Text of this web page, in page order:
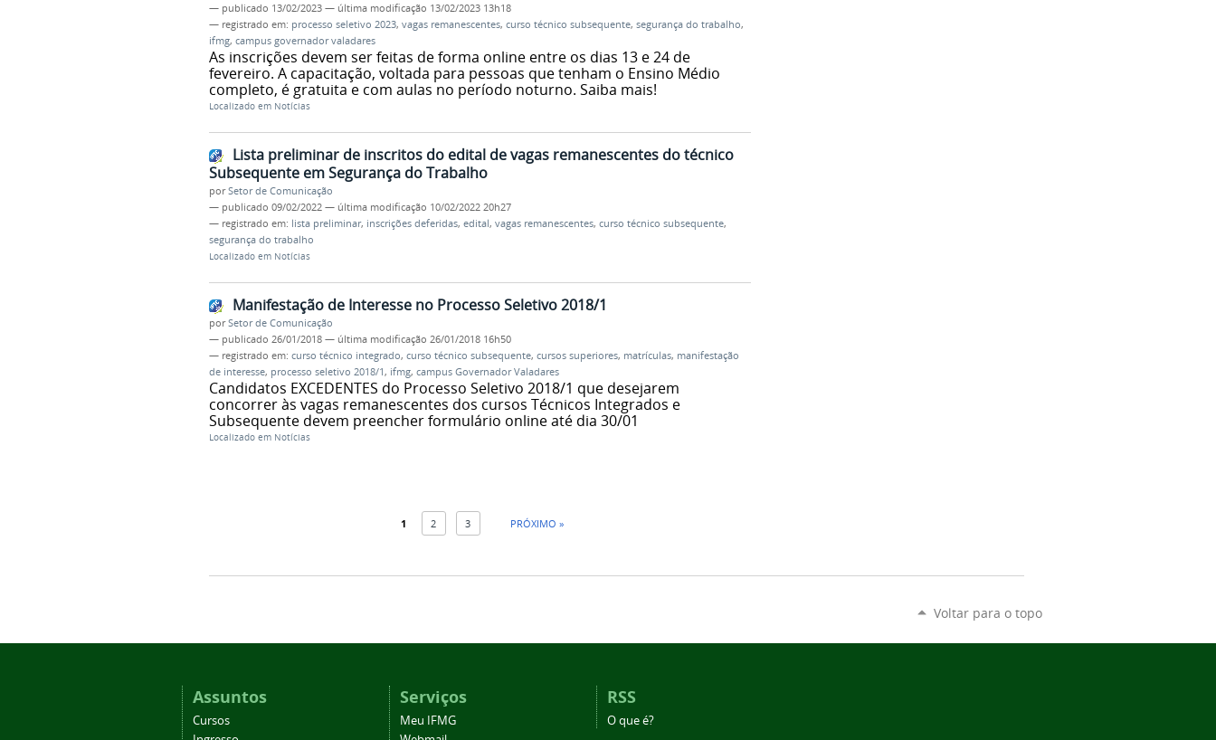
— publicado 13/02/2023 — última modificação 13/02/2023 13h18
— registrado em: processo seletivo 2023, vagas remanescentes, curso técnico subsequente, segurança do trabalho,
ifmg, campus governador valadares
As inscrições devem ser feitas de forma online entre os dias 13 e 24 de
fevereiro. A capacitação, voltada para pessoas que tenham o Ensino Médio
completo, é gratuita e com aulas no período noturno. Saiba mais!
Localizado em Notícias
Lista preliminar de inscritos do edital de vagas remanescentes do técnico
Subsequente em Segurança do Trabalho
porSetor de Comunicação
— publicado 09/02/2022 — última modificação 10/02/2022 20h27
— registrado em: lista preliminar, inscrições deferidas, edital, vagas remanescentes, curso técnico subsequente,
segurança do trabalho
Localizado em Notícias
Manifestação de Interesse no Processo Seletivo 2018/1
porSetor de Comunicação
— publicado 26/01/2018 — última modificação 26/01/2018 16h50
— registrado em: curso técnico integrado, curso técnico subsequente, cursos superiores, matrículas, manifestação
de interesse, processo seletivo 2018/1, ifmg, campus Governador Valadares
Candidatos EXCEDENTES do Processo Seletivo 2018/1 que desejarem
concorrer às vagas remanescentes dos cursos Técnicos Integrados e
Subsequente devem preencher formulário online até dia 30/01
Localizado em Notícias
1 2 3 PRÓXIMO »
Voltar para o topo
Assuntos
Cursos
Serviços
Meu IFMG
RSS
O que é?